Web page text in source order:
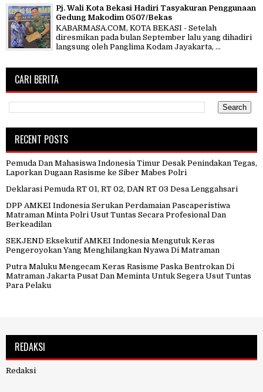
Pj. Wali Kota Bekasi Hadiri Tasyakuran Penggunaan
Gedung Makodim 0507/Bekas
KABARMASA.COM, KOTA BEKASI - Setelah
diresmikan pada bulan September lalu yang dihadiri
langsung oleh Panglima Kodam Jayakarta, ...
CARI BERITA
RECENT POSTS
Pemuda Dan Mahasiswa Indonesia Timur Desak Penindakan Tegas,
Laporkan Dugaan Rasisme ke Siber Mabes Polri
Deklarasi Pemuda RT 01, RT 02, DAN RT 03 Desa Lenggahsari
DPP AMKEI Indonesia Serukan Perdamaian Pascaperistiwa
Matraman Minta Polri Usut Tuntas Secara Profesional Dan
Berkeadilan
SEKJEND Eksekutif AMKEI Indonesia Mengutuk Keras
Pengeroyokan Yang Menghilangkan Nyawa Di Matraman
Putra Maluku Mengecam Keras Rasisme Paska Bentrokan Di
Matraman Jakarta Pusat Dan Meminta Untuk Segera Usut Tuntas
Para Pelaku
REDAKSI
Redaksi